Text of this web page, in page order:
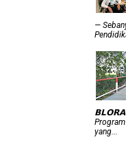
—
𝗕𝗟𝗢𝗥𝗔
yang...